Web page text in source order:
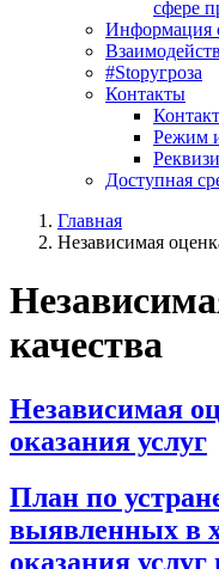
сфере
Информация
#Stopугроза
Контакты
Режим
Доступная
Главная
Независимая
качества
Независимая
оказания услуг
План по
выявленных в
оказания